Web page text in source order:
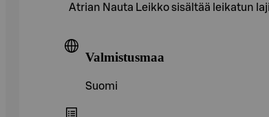
Atrian Nauta Leikko sisältää leikatun
Valmistusmaa
Suomi